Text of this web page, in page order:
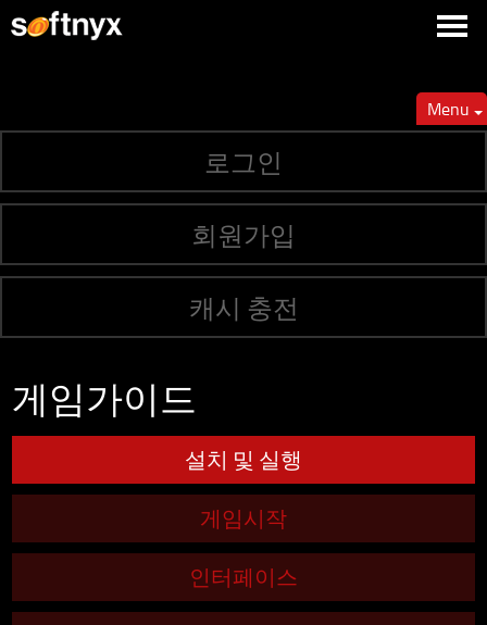
Menu
로그인
회원가입
캐시 충전
게임가이드
설치 및 실행
게임시작
인터페이스